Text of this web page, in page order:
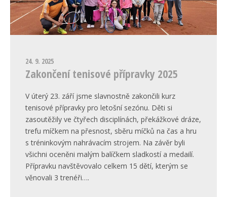
24. 9. 2025
Zakončení tenisové přípravky 2025
V úterý 23. září jsme slavnostně zakončili kurz
tenisové přípravky pro letošní sezónu. Děti si
zasoutěžily ve čtyřech disciplínách, překážkové dráze,
trefu míčkem na přesnost, sběru míčků na čas a hru
s tréninkovým nahrávacím strojem. Na závěr byli
všichni oceněni malým balíčkem sladkostí a medailí.
Přípravku navštěvovalo celkem 15 dětí, kterým se
věnovali 3 trenéři….